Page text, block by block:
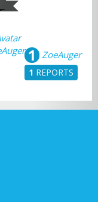
ZoeAuger
1
1 REPORTS